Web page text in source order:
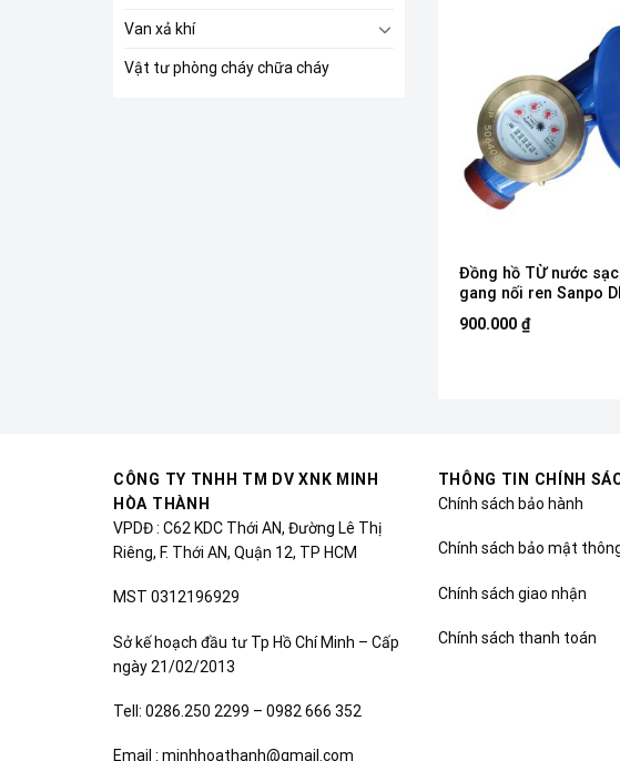
Van xả khí
Vật tư phòng cháy chữa cháy
Đồng hồ TỪ nước
gang nối ren Sanpo
900.000₫
CÔNG TY TNHH TM DV XNK MINH
HÒA THÀNH
VPDĐ : C62 KDC Thới AN, Đường Lê Thị
Riêng, F. Thới AN, Quận 12, TP HCM
MST 0312196929
Sở kế hoạch đầu tư Tp Hồ Chí Minh – Cấp
ngày 21/02/2013
Tell: 0286.250 2299 – 0982 666 352
Email : minhhoathanh@gmail.com
THÔNG TIN CHÍNH
Chính sách bảo hành
Chính sách bảo mật
Chính sách giao nhận
Chính sách thanh toán